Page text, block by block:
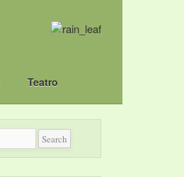
Teatro